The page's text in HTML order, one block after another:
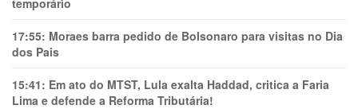
temporário
17:55: Moraes barra pedido de Bolsonaro para visitas no Dia
dos Pais
15:41: Em ato do MTST, Lula exalta Haddad, critica a Faria
Lima e defende a Reforma Tributária!